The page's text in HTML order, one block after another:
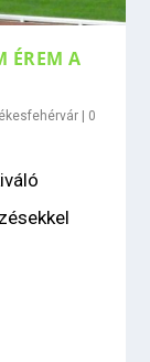
ÉREM A
| 0